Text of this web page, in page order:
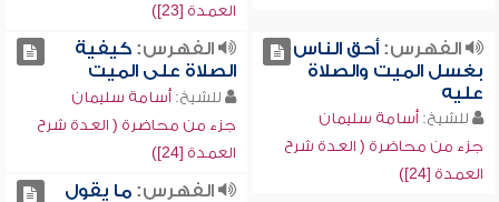
العمدة [23])
الفهرس:أحق الناس
بغسل الميت والصلاة
عليه
للشيخ: أسامة سليمان
جزء من محاضرة ( العدة شرح
العمدة [24])
الفهرس:كيفية
الصلاة على الميت
للشيخ: أسامة سليمان
جزء من محاضرة ( العدة شرح
العمدة [24])
الفهرس:ما يقول